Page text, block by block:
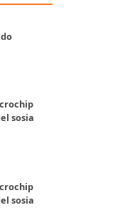
sosia
sosia